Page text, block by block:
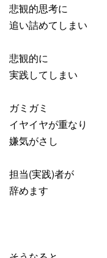
悲観的思考に
追い詰めてしまい
悲観的に
実践してしまい
ガミガミ
イヤイヤが重なり
嫌気がさし
担当(実践)者が
辞めます